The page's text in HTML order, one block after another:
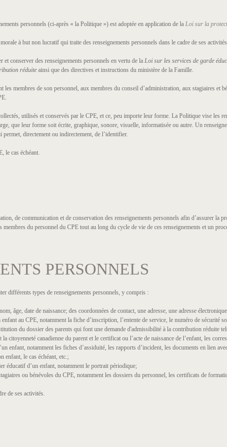
personnels (ci-après « la Politique ») est adoptée en application de la Loi sur la
à but non lucratif qui traite des renseignements personnels dans le cadre de ses
conserver des renseignements personnels en vertu de la Loi sur les services de garde
réduite ainsi que des directives et instructions du ministère de la Famille.
membres de son personnel, aux membres du conseil d’administration, aux stagiaires et
utilisés et conservés par le CPE, et ce, peu importe leur forme. La Politique vise les
que leur forme soit écrite, graphique, sonore, visuelle, informatisée ou autre. Un
directement ou indirectement, de l’identifier.
le cas échéant.
de communication et de conservation des renseignements personnels afin d’assurer la
du personnel du CPE tout au long du cycle de vie de ces renseignements et un
PERSONNELS
différents types de renseignements personnels, y compris :
âge, date de naissance; des coordonnées de contact, une adresse, une adresse
au CPE, notamment la fiche d’inscription, l’entente de service, le numéro de sécurité
du dossier des parents qui font une demande d'admissibilité à la contribution réduite
citoyenneté canadienne du parent et le certificat ou l’acte de naissance de l’enfant, les
enfant, notamment les fiches d’assiduité, les rapports d’incident, les documents en lien
enfant, le cas échéant, etc.;
éducatif d’un enfant, notamment le portrait périodique;
ou bénévoles du CPE, notamment les dossiers du personnel, les certificats de
de ses activités.